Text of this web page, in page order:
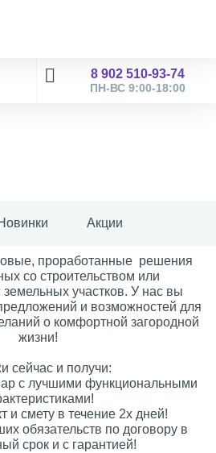
8 902 510-93-74
ПН-ВС 9:00-18:00
Акции
проработанные решения
со строительством или
земельных участков. У нас вы
и возможностей для
о комфортной загородной
жизни!
сейчас и получи:
с лучшими функциональными
и смету в течение 2х дней!
обязательств по договору в
срок и с гарантией!